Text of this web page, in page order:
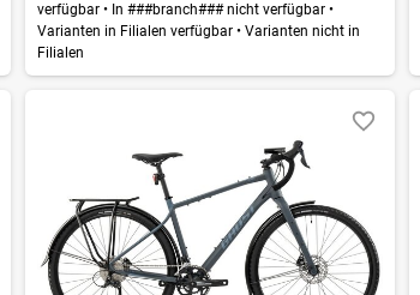
verfügbar• In ###branch### nicht verfügbar•
Varianten in Filialen verfügbar• Varianten nicht in
Filialen